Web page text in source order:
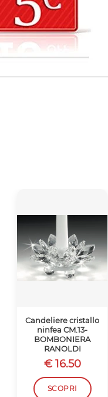
Candeliere cristallo
ninfea CM.13-
BOMBONIERA
RANOLDI
€ 16.50
SCOPRI